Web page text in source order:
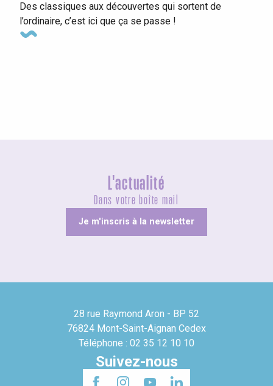
Des classiques aux découvertes qui sortent de
l’ordinaire, c’est ici que ça se passe !
L'actualité
Dans votre boîte mail
Je m'inscris à la newsletter
28 rue Raymond Aron - BP 52
76824 Mont-Saint-Aignan Cedex
Téléphone : 02 35 12 10 10
Suivez-nous